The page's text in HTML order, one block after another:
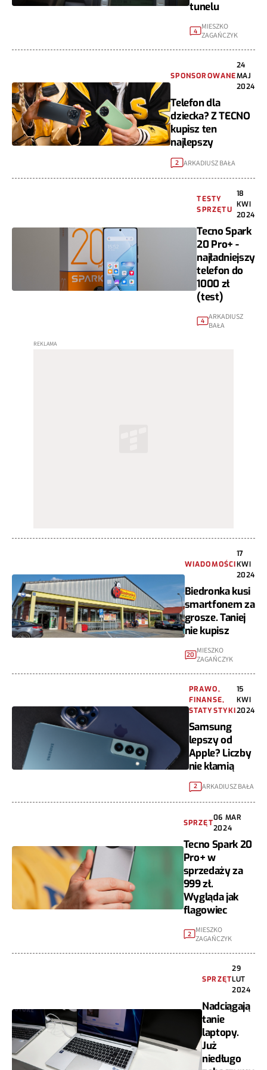
tunelu
4
MIESZKO
ZAGAŃCZYK
SPONSOROWANE
24
MAJ
2024
Telefon dla
dziecka? Z TECNO
kupisz ten
najlepszy
2 ARKADIUSZ BAŁA
TESTY
SPRZĘTU
18
KWI
2024
Tecno Spark
20 Pro+ -
najładniejszy
telefon do
1000 zł
(test)
4 ARKADIUSZ
BAŁA
WIADOMOŚCI
17
KWI
2024
Biedronka kusi
smartfonem za
grosze. Taniej
nie kupisz
20 MIESZKO
ZAGAŃCZYK
PRAWO,
FINANSE,
STATYSTYKI
15
KWI
2024
Samsung
lepszy od
Apple? Liczby
nie kłamią
2 ARKADIUSZ BAŁA
SPRZĘT
06 MAR
2024
Tecno Spark 20
Pro+ w
sprzedaży za
999 zł.
Wygląda jak
flagowiec
2
MIESZKO
ZAGAŃCZYK
SPRZĘT
29
LUT
2024
Nadciągają
tanie
laptopy.
Już
niedługo